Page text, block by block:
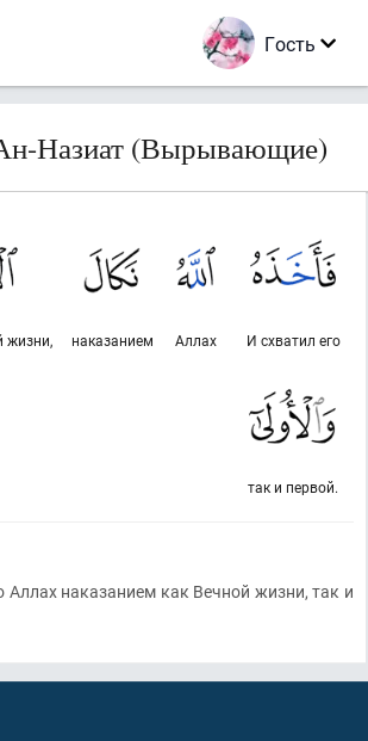
Гость
Назиат (Вырывающие)
И схватил его
Аллах
наказанием
жизни,
так и первой.
Аллах наказанием как Вечной жизни, так и